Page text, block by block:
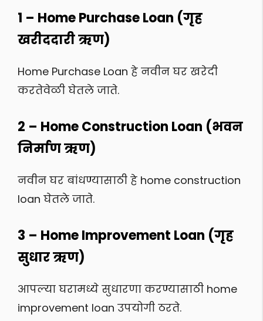
1 – Home Purchase Loan (गृह
खरीददारी ऋण)
Home Purchase Loan हे नवीन घर खरेदी
करतेवेळी घेतले जाते.
2 – Home Construction Loan (भवन
निर्माण ऋण)
नवीन घर बांधण्यासाठी हे home construction
loan घेतले जाते.
3 – Home Improvement Loan (गृह
सुधार ऋण)
आपल्या घरामध्ये सुधारणा करण्यासाठी home
improvement loan उपयोगी ठरते.